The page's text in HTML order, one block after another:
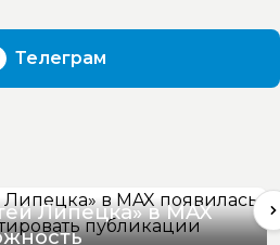
Телеграм
Липецка» в MAX